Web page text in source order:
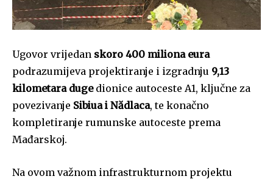
Ugovor vrijedan skoro 400 miliona eura
podrazumijeva projektiranje i izgradnju 9,13
kilometara dugedionice autoceste A1, ključne za
povezivanje Sibiua i Nădlaca, te konačno
kompletiranje rumunske autoceste prema
Mađarskoj.
Na ovom važnom infrastrukturnom projektu